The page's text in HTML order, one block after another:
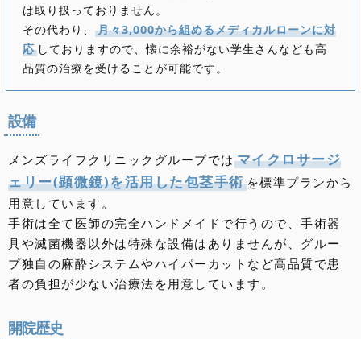
は取り扱っておりません。
その代わり、
月々3,000から組めるメディカルローンに対
応しておりますので、懐に余裕がない学生さんなども高
品質の治療を受けることが可能です。
設備
メンズライフクリニックグループでは マイクロサージ
ェリー(顕微鏡)を活用した包茎手術を標準プランから
用意しています。
手術は全て医師の完全ハンドメイドで行うので、手術器
具や滅菌機器以外は特殊な設備はありませんが、グルー
プ独自の麻酔システムやハイパーカットなど高品質で患
者の負担が少ない治療法を用意しています。
開院歴史